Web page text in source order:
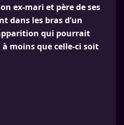
ex-mari et père de ses
dans les bras d’un
qui pourrait
moins que celle-ci soit